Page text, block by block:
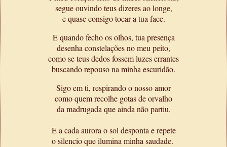
segue ouvindo teus dizeres ao longe,
e quase consigo tocar a tua face.
E quando fecho os olhos, tua presença
desenha constelações no meu peito,
como se teus dedos fossem luzes errantes
buscando repouso na minha escuridão.
Sigo em ti, respirando o nosso amor
como quem recolhe gotas de orvalho
da madrugada que ainda não partiu.
E a cada aurora o sol desponta e repete
o silencio que ilumina minha saudade.